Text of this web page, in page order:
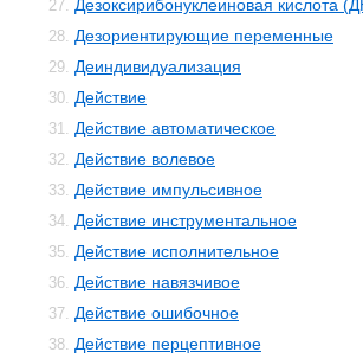
27. Дезоксирибонуклеиновая кислота
28. Дезориентирующие переменные
29. Деиндивидуализация
30. Действие
31. Действие автоматическое
32. Действие волевое
33. Действие импульсивное
34. Действие инструментальное
35. Действие исполнительное
36. Действие навязчивое
37. Действие ошибочное
38. Действие перцептивное